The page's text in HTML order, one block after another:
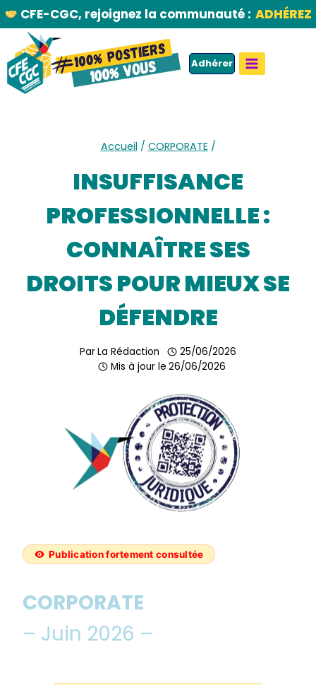
Aller
au
contenu
CFE-CGC, rejoignez la communauté : ADHÉREZ
Adhérer
Accueil / CORPORATE /
INSUFFISANCE
PROFESSIONNELLE :
CONNAÎTRE SES
DROITS POUR MIEUX SE
DÉFENDRE
ParLa Rédaction
25/06/2026
Mis à jour le 26/06/2026
Publication fortement consultée
CORPORATE
– Juin 2026 –